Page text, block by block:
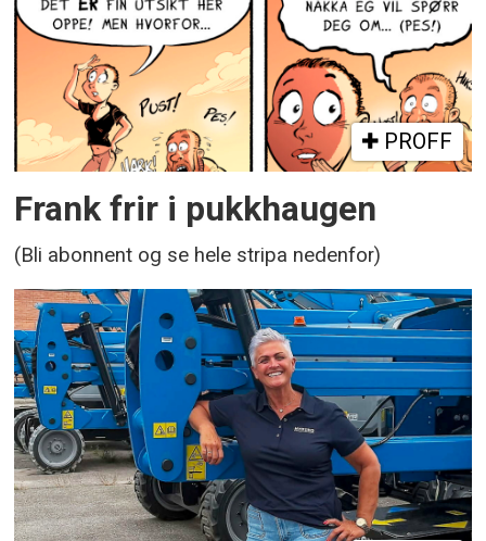
PROFF
Frank frir i pukkhaugen
(Bli abonnent og se hele stripa nedenfor)